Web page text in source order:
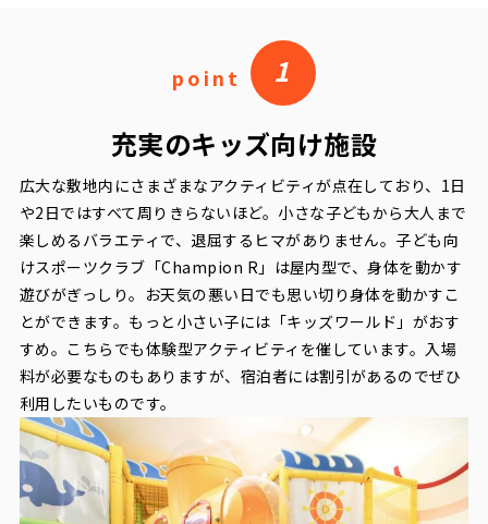
point
1
充実のキッズ向け施設
広大な敷地内にさまざまなアクティビティが点在しており、1日
や2日ではすべて周りきらないほど。小さな子どもから大人まで
楽しめるバラエティで、退屈するヒマがありません。子ども向
けスポーツクラブ「Champion R」は屋内型で、身体を動かす
遊びがぎっしり。お天気の悪い日でも思い切り身体を動かすこ
とができます。もっと小さい子には「キッズワールド」がおす
すめ。こちらでも体験型アクティビティを催しています。入場
料が必要なものもありますが、宿泊者には割引があるのでぜひ
利用したいものです。